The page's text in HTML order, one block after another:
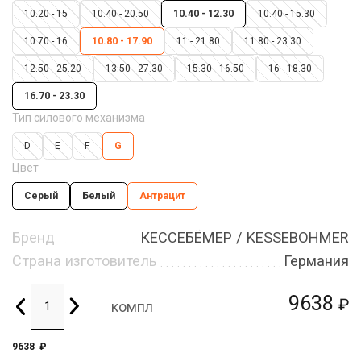
9638 ₽
10.20 - 15 10.40 - 20.50 10.40 - 12.30 10.40 - 15.30
10.70 - 16 10.80 - 17.90 11 - 21.80 11.80 - 23.30
12.50 - 25.20 13.50 - 27.30 15.30 - 16.50 16 - 18.30
16.70 - 23.30
Тип силового механизма
D E F G
Цвет
Серый Белый Антрацит
Бренд
КЕССЕБЁМЕР / KESSEBOHMER
Страна изготовитель
Германия
компл
9638 ₽